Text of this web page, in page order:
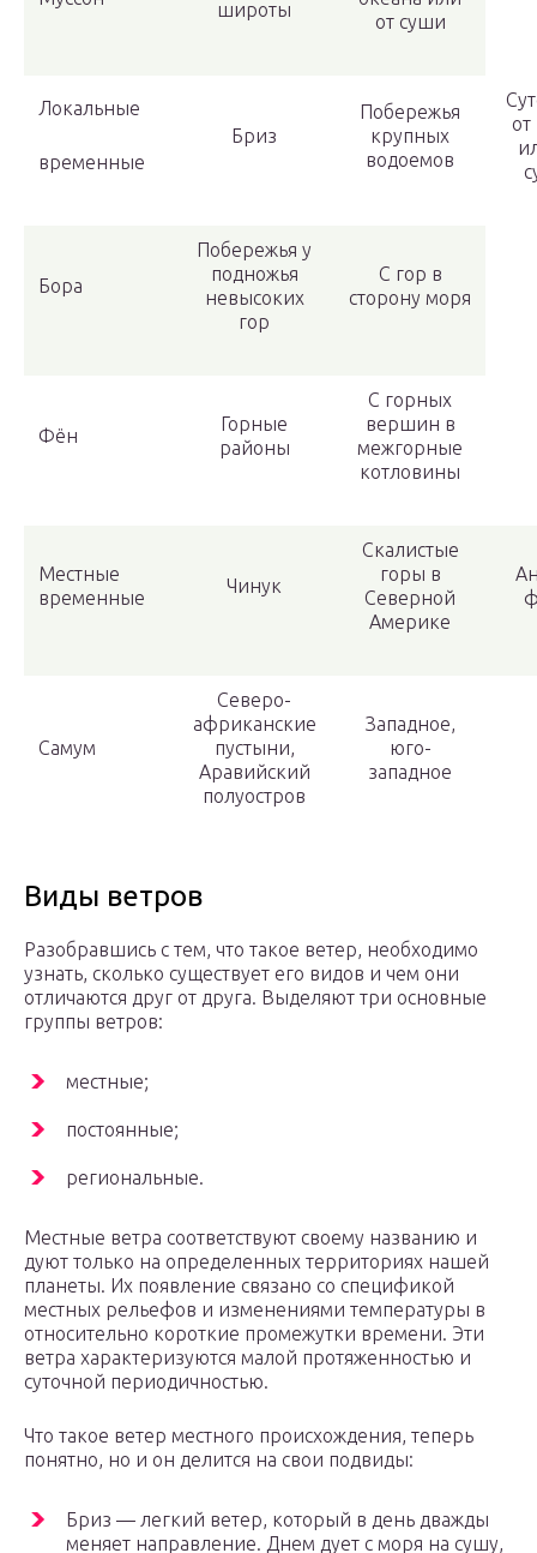
широты
от суши
Локальные
временные
Бриз
Побережья
крупных
водоемов
Бора
Побережья у
подножья
невысоких
гор
С гор в
сторону моря
Фён
Горные
районы
С горных
вершин в
межгорные
котловины
Местные
временные
Чинук
Скалистые
горы в
Северной
Америке
Самум
Северо-
африканские
пустыни,
Аравийский
полуостров
Западное,
юго-
западное
Виды ветров
Разобравшись с тем, что такое ветер, необходимо
узнать, сколько существует его видов и чем они
отличаются друг от друга. Выделяют три основные
группы ветров:
местные;
постоянные;
региональные.
Местные ветра соответствуют своему названию и
дуют только на определенных территориях нашей
планеты. Их появление связано со спецификой
местных рельефов и изменениями температуры в
относительно короткие промежутки времени. Эти
ветра характеризуются малой протяженностью и
суточной периодичностью.
Что такое ветер местного происхождения, теперь
понятно, но и он делится на свои подвиды:
Бриз — легкий ветер, который в день дважды
меняет направление. Днем дует с моря на сушу,